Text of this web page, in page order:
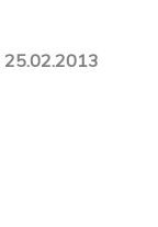
25.02.2013